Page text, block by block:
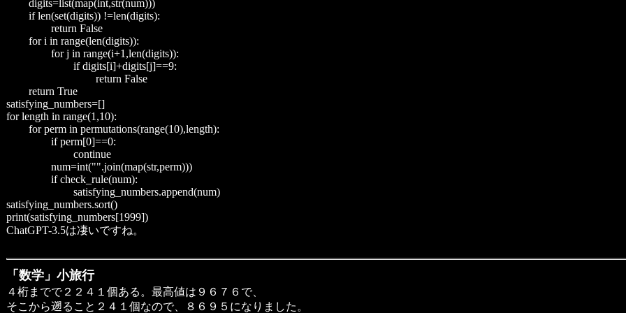
digits=list(map(int,str(num)))
if len(set(digits)) !=len(digits):
return False
for i in range(len(digits)):
for j in range(i+1,len(digits)):
if digits[i]+digits[j]==9:
return False
return True
satisfying_numbers=[]
for length in range(1,10):
for perm in permutations(range(10),length):
if perm[0]==0:
continue
num=int("".join(map(str,perm)))
if check_rule(num):
satisfying_numbers.append(num)
satisfying_numbers.sort()
print(satisfying_numbers[1999])
ChatGPT-3.5は凄いですね。
「数学」小旅行
４桁までで２２４１個ある。最高値は９６７６で、
そこから遡ること２４１個なので、８６９５になりました。